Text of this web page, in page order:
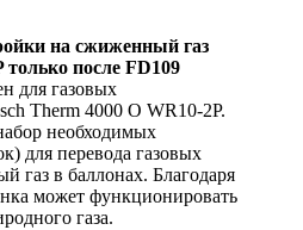
на сжиженный газ
только после FD109
для газовых
Therm 4000 O WR10-2P.
необходимых
для перевода газовых
газ в баллонах. Благодаря
может функционировать
газа.